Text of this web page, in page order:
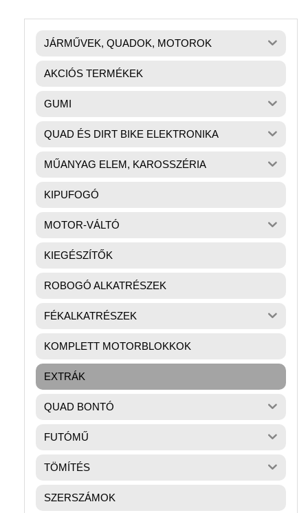
JÁRMŰVEK, QUADOK, MOTOROK
AKCIÓS TERMÉKEK
GUMI
QUAD ÉS DIRT BIKE ELEKTRONIKA
MŰANYAG ELEM, KAROSSZÉRIA
KIPUFOGÓ
MOTOR-VÁLTÓ
KIEGÉSZÍTŐK
ROBOGÓ ALKATRÉSZEK
FÉKALKATRÉSZEK
KOMPLETT MOTORBLOKKOK
EXTRÁK
QUAD BONTÓ
FUTÓMŰ
TÖMÍTÉS
SZERSZÁMOK